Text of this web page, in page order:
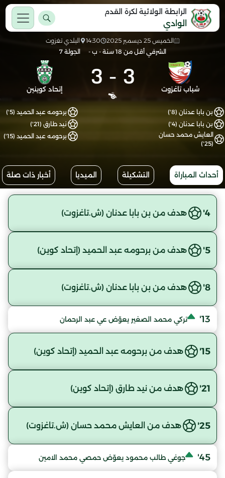
الرابطة الولائية لكرة القدم
الوادي
الخميس 25 ديسمبر 2025 14:30
البلدي تغزوت
الشرفي أقل من 18 سنة - ب -
الجولة 7
شباب تاغزوت 3
-
3 إتحاد كوينين
بن بابا عدنان (8')
بن بابا عدنان (4')
العايش محمد حسان
(25')
برحومه عبد الحميد (5')
نيد طارق (21')
برحومه عبد الحميد (15')
أحداث المباراة التشكيلة الميديا أخبار ذات صلة
4' هدف من بن بابا عدنان (ش.تاغزوت)
5' هدف من برحومه عبد الحميد (إتحاد كوين)
8' هدف من بن بابا عدنان (ش.تاغزوت)
13' تركي محمد الصغير يعوّض عي عبد الرحمان
15' هدف من برحومه عبد الحميد (إتحاد كوين)
21' هدف من نيد طارق (إتحاد كوين)
25' هدف من العايش محمد حسان (ش.تاغزوت)
45' جوغي طالب محمود يعوّض حمصي محمد الامين